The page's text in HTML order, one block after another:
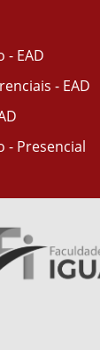
- EAD
- EAD
- Presencial